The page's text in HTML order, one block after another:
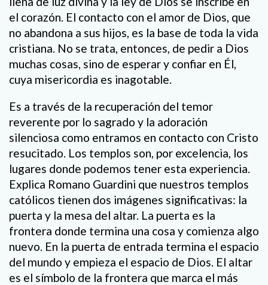
el corazón. El contacto con el amor de Dios, que
no abandona a sus hijos, es la base de toda la vida
cristiana. No se trata, entonces, de pedir a Dios
muchas cosas, sino de esperar y confiar en Él,
cuya misericordia es inagotable.
Es a través de la recuperación del temor
reverente por lo sagrado y la adoración
silenciosa como entramos en contacto con Cristo
resucitado. Los templos son, por excelencia, los
lugares donde podemos tener esta experiencia.
Explica Romano Guardini que nuestros templos
católicos tienen dos imágenes significativas: la
puerta y la mesa del altar. La puerta es la
frontera donde termina una cosa y comienza algo
nuevo. En la puerta de entrada termina el espacio
del mundo y empieza el espacio de Dios. El altar
es el símbolo de la frontera que marca el más